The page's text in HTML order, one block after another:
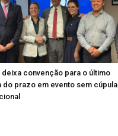
deixa convenção para o último
do prazo em evento sem cúpula